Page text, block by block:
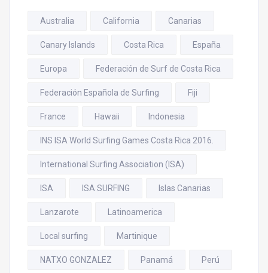
Australia California Canarias
Canary Islands Costa Rica España
Europa Federación de Surf de Costa Rica
Federación Española de Surfing Fiji
France Hawaii Indonesia
INS ISA World Surfing Games Costa Rica 2016.
International Surfing Association (ISA)
ISA ISA SURFING Islas Canarias
Lanzarote Latinoamerica
Local surfing Martinique
NATXO GONZALEZ Panamá Perú